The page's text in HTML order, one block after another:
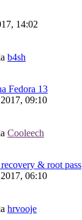
14:02
b4sh
Fedora 13
09:10
Cooleech
& root pass
06:10
hrvooje